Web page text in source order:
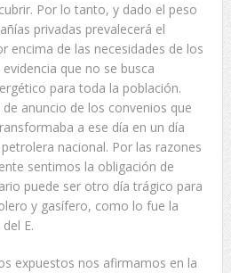
Por lo tanto, y dado el peso
privadas prevalecerá el
encima de las necesidades de los
que no se busca
para toda la población.
anuncio de los convenios que
a ese día en un día
nacional. Por las razones
sentimos la obligación de
puede ser otro día trágico para
y gasífero, como lo fue la
E.
expuestos nos afirmamos en la